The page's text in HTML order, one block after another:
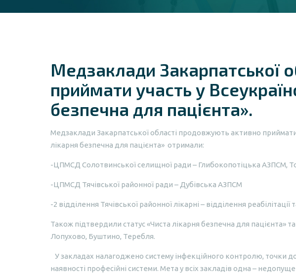
Медзаклади Закарпатської
приймати участь у
безпечна для пацієнта».
Медзаклади Закарпатської області продовжують активно приймати
лікарня безпечна для пацієнта» отримали:
-ЦПМСД Солотвинської селищної ради – Глибокопотіцька АЗПСМ,
-ЦПМСД Тячівської районної ради – Дубівська АЗПСМ
-2 відділення Тячівської районної лікарні – відділення реабілітації
Також підтвердили статус «Чиста лікарня безпечна для пацієнта»
Лопухово, Буштино, Теребля.
У закладах налагоджено систему інфекційного контролю, точки
наявності професійні системи. Мета у всіх закладів одна –